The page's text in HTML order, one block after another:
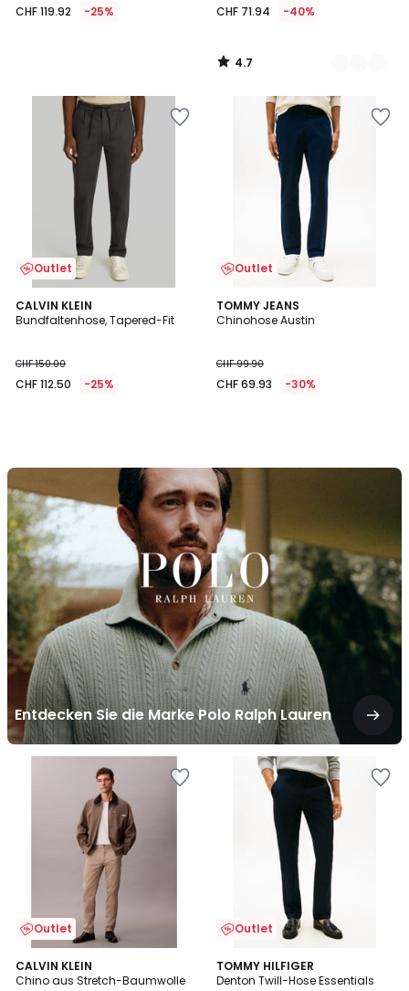
CHF 119.92 -25% CHF 71.94 -40%
4.7
/
Outlet
CALVIN KLEIN
Bundfaltenhose, Tapered-Fit
CHF 150.00
CHF 112.50 -25%
Outlet
TOMMY JEANS
Chinohose Austin
CHF 99.90
CHF 69.93 -30%
Entdecken Sie die Marke Polo Ralph Lauren
Entdecken
Sie
die
Marke
Polo
Ralph
Lauren
Outlet
CALVIN KLEIN
Chino aus Stretch-Baumwolle
2
Farben
Outlet
TOMMY HILFIGER
Denton Twill-Hose Essentials
2
Farben